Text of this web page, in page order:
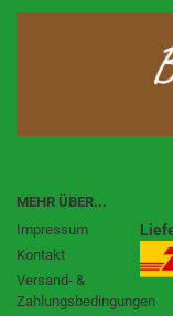
MEHR ÜBER...
Impressum
Kontakt
Versand- &
Zahlungsbedingungen